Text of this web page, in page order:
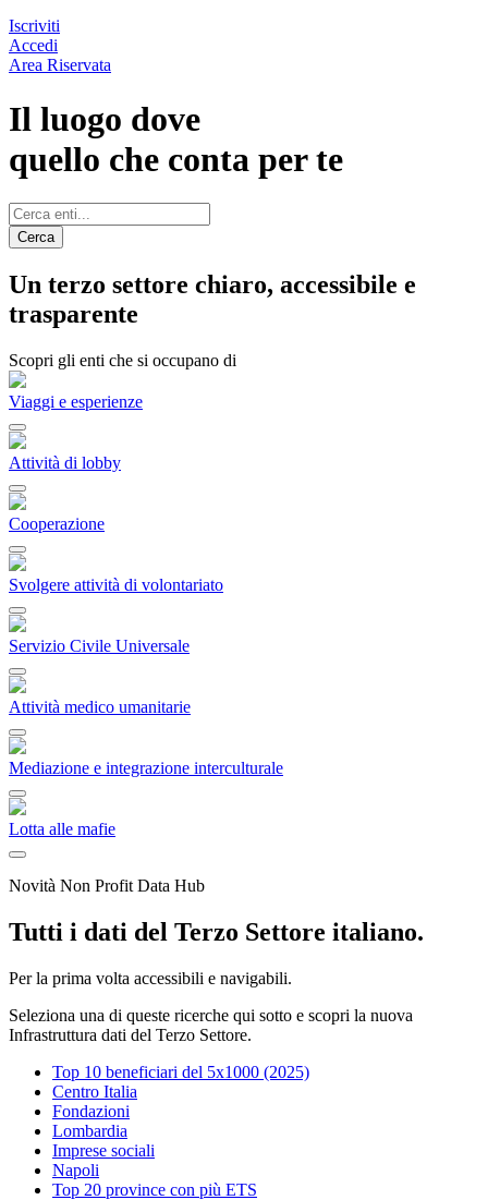
Iscriviti
Accedi
Area Riservata
Il luogo dove
quello che conta per te
Cerca
Un terzo settore chiaro, accessibile e
trasparente
Scopri gli enti che si occupano di
Viaggi e esperienze
Attività di lobby
Cooperazione
Svolgere attività di volontariato
Servizio Civile Universale
Attività medico umanitarie
Mediazione e integrazione interculturale
Lotta alle mafie
Novità Non Profit Data Hub
Tutti i dati del Terzo Settore italiano.
Per la prima volta accessibili e navigabili.
Seleziona una di queste ricerche qui sotto e scopri la nuova
Infrastruttura dati del Terzo Settore.
Top 10 beneficiari del 5x1000 (2025)
Centro Italia
Fondazioni
Lombardia
Imprese sociali
Napoli
Top 20 province con più ETS